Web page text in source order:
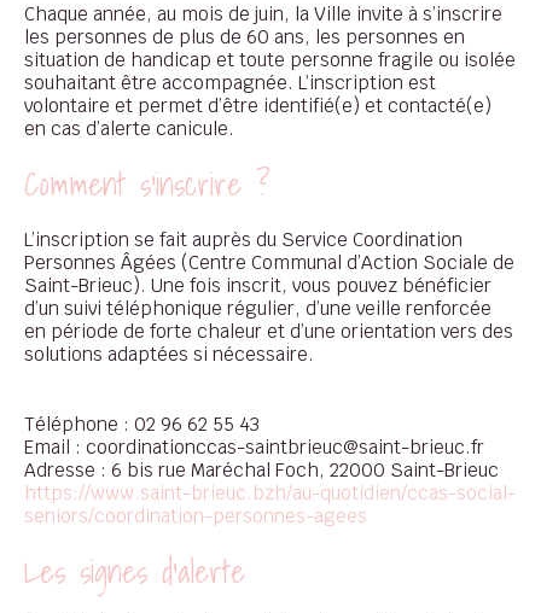
Chaque année, au mois de juin, la Ville invite à s’inscrire
les personnes de plus de 60 ans, les personnes en
situation de handicap et toute personne fragile ou isolée
souhaitant être accompagnée. L’inscription est
volontaire et permet d’être identifié(e) et contacté(e)
en cas d’alerte canicule.
Comment s’inscrire ?
L’inscription se fait auprès du Service Coordination
Personnes Âgées (Centre Communal d’Action Sociale de
Saint-Brieuc). Une fois inscrit, vous pouvez bénéficier
d’un suivi téléphonique régulier, d’une veille renforcée
en période de forte chaleur et d’une orientation vers des
solutions adaptées si nécessaire.
Téléphone : 02 96 62 55 43
Email : coordinationccas-saintbrieuc@saint-brieuc.fr
Adresse : 6 bis rue Maréchal Foch, 22000 Saint-Brieuc
https://www.saint-brieuc.bzh/au-quotidien/ccas-social-
seniors/coordination-personnes-agees
Les signes d'alerte